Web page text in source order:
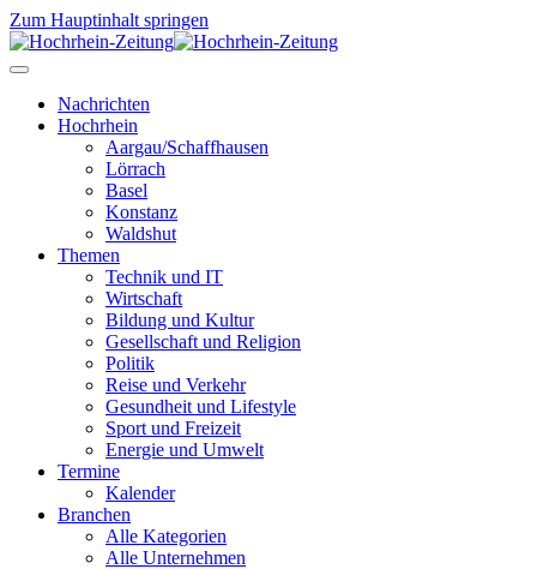
Zum Hauptinhalt springen
Nachrichten
Hochrhein
Aargau/Schaffhausen
Lörrach
Basel
Konstanz
Waldshut
Themen
Technik und IT
Wirtschaft
Bildung und Kultur
Gesellschaft und Religion
Politik
Reise und Verkehr
Gesundheit und Lifestyle
Sport und Freizeit
Energie und Umwelt
Termine
Kalender
Branchen
Alle Kategorien
Alle Unternehmen